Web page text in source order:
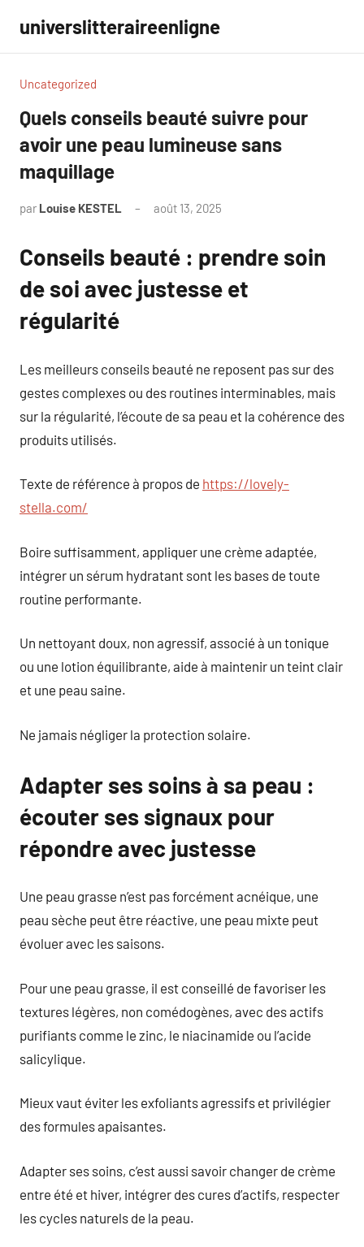
contenu
universlitteraireenligne
Uncategorized
Quels conseils beauté suivre pour
avoir une peau lumineuse sans
maquillage
par Louise KESTEL août 13, 2025
Conseils beauté : prendre soin
de soi avec justesse et
régularité
Les meilleurs conseils beauté ne reposent pas sur des
gestes complexes ou des routines interminables, mais
sur la régularité, l’écoute de sa peau et la cohérence des
produits utilisés.
Texte de référence à propos de https://lovely-
stella.com/
Boire suffisamment, appliquer une crème adaptée,
intégrer un sérum hydratant sont les bases de toute
routine performante.
Un nettoyant doux, non agressif, associé à un tonique
ou une lotion équilibrante, aide à maintenir un teint clair
et une peau saine.
Ne jamais négliger la protection solaire.
Adapter ses soins à sa peau :
écouter ses signaux pour
répondre avec justesse
Une peau grasse n’est pas forcément acnéique, une
peau sèche peut être réactive, une peau mixte peut
évoluer avec les saisons.
Pour une peau grasse, il est conseillé de favoriser les
textures légères, non comédogènes, avec des actifs
purifiants comme le zinc, le niacinamide ou l’acide
salicylique.
Mieux vaut éviter les exfoliants agressifs et privilégier
des formules apaisantes.
Adapter ses soins, c’est aussi savoir changer de crème
entre été et hiver, intégrer des cures d’actifs, respecter
les cycles naturels de la peau.